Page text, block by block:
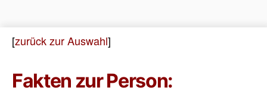
[zurück zur Auswahl]
Fakten zur Person: